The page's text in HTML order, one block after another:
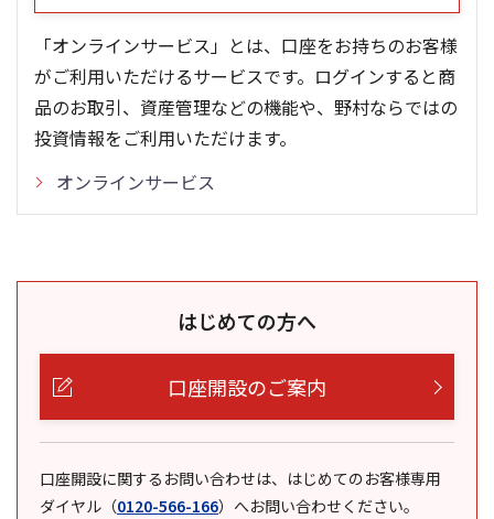
「オンラインサービス」とは、口座をお持ちのお客様
がご利用いただけるサービスです。ログインすると商
品のお取引、資産管理などの機能や、野村ならではの
投資情報をご利用いただけます。
オンラインサービス
はじめての方へ
口座開設のご案内
口座開設に関するお問い合わせは、はじめてのお客様専用
ダイヤル （0120-566-166） へお問い合わせください。